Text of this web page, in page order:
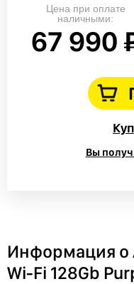
Цена при оплате
наличными:
67 990
Вы
Информация о
Wi-Fi 128Gb